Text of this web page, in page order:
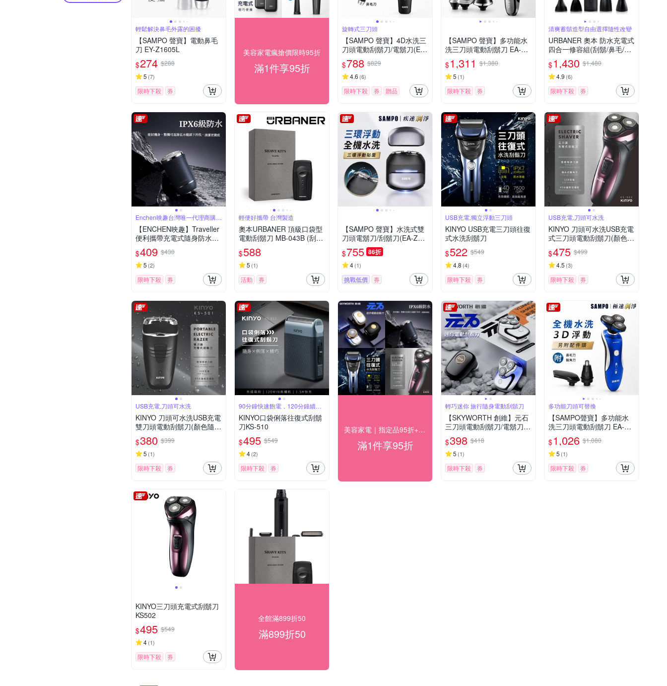
輕鬆解決鼻毛外露的困擾
【SAMPO 聲寶】電動鼻毛
刀 EY-Z1605L
$274 $288
5 (7)
限時下殺 券
美容家電瘋搶價限時95折
滿1件享95折
旋轉式三刀頭
【SAMPO 聲寶】4D水洗三
刀頭電動刮鬍刀/電鬍刀(EA-
Z2132WL)
$788 $829
4.6 (6)
限時下殺 券 贈品
【SAMPO 聲寶】多功能水
洗三刀頭電動刮鬍刀 EA-Z1
810WL
$1,311 $1,380
5 (1)
限時下殺 券
清爽蓄鬍造型自由選擇隨性改變
URBANER 奧本 防水充電式
四合一修容組(刮鬍/鼻毛/修
鬍/修容刀) MB-990 (電動刮
鬍刀/電動鼻毛刀/電動鼻毛
剪/鼻毛/鼻毛修剪器/電動鼻
毛修剪器/修鬍刀)
$1,430 $1,480
4.9 (6)
限時下殺 券
Enchen映趣台灣唯一代理商購買
【ENCHEN映趣】Traveller
便利攜帶充電式隨身防水電
動刮鬍刀
$409 $430
5 (2)
限時下殺 券
輕便好攜帶 台灣製造
奧本URBANER 頂級口袋型
電動刮鬍刀 MB-043B (刮鬍
刀/電鬍刀)
$588
5 (1)
活動 券
【SAMPO 聲寶】水洗式雙
刀頭電鬍刀/刮鬍刀(EA-Z26
24WL)
$755 86折
4(1)
挑戰低價 券
USB充電,獨立浮動三刀頭
KINYO USB充電三刀頭往復
式水洗刮鬍刀
$522 $549
4.8 (4)
限時下殺 券
USB充電,刀頭可水洗
KINYO 刀頭可水洗USB充電
式三刀頭電動刮鬍刀(顏色隨
機)
$475 $499
4.5 (3)
限時下殺 券
USB充電,刀頭可水洗
KINYO 刀頭可水洗USB充電
雙刀頭電動刮鬍刀(顏色隨
機)
$380 $399
5 (1)
限時下殺 券
90分鐘快速飽電，120分鐘續航
KINYO口袋俐落往復式刮鬍
刀KS-510
$495 $549
4(2)
限時下殺 券
美容家電｜指定品95折+快速到貨
滿1件享95折
輕巧迷你 旅行隨身電動刮鬍刀
【SKYWORTH 創維】元石
三刀頭電動刮鬍刀/電鬍刀
台灣公司貨(充電式/IPX7防
水/全機水洗/磁吸刀頭)
$398 $418
5 (1)
限時下殺 券
多功能刀頭可替換
【SAMPO聲寶】多功能水
洗三刀頭電動刮鬍刀 EA-Z1
901WL(鼻毛刀/鬢角刀)
$1,026 $1,080
5 (1)
限時下殺 券
KINYO三刀頭充電式刮鬍刀
KS502
$495 $549
4(1)
限時下殺 券
全館滿899折50
滿899折50